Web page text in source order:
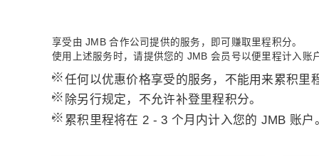
享受由 JMB 合作公司提供的服务，即可赚取里程积分。
使用上述服务时，请提供您的 JMB 会员号以便里程计入账
*
任何以优惠价格享受的服务，不能用来累积里
*
除另行规定，不允许补登里程积分。
*
累积里程将在 2 - 3 个月内计入您的 JMB 账户